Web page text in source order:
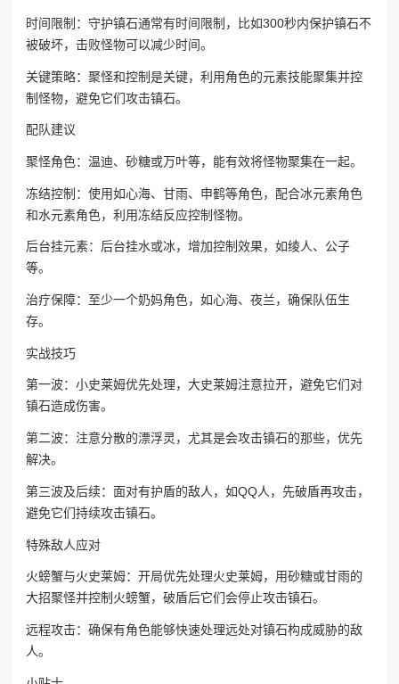
时间限制：守护镇石通常有时间限制，比如300秒内保护镇石不
被破坏，击败怪物可以减少时间。
关键策略：聚怪和控制是关键，利用角色的元素技能聚集并控
制怪物，避免它们攻击镇石。
配队建议
聚怪角色：温迪、砂糖或万叶等，能有效将怪物聚集在一起。
冻结控制：使用如心海、甘雨、申鹤等角色，配合冰元素角色
和水元素角色，利用冻结反应控制怪物。
后台挂元素：后台挂水或冰，增加控制效果，如绫人、公子
等。
治疗保障：至少一个奶妈角色，如心海、夜兰，确保队伍生
存。
实战技巧
第一波：小史莱姆优先处理，大史莱姆注意拉开，避免它们对
镇石造成伤害。
第二波：注意分散的漂浮灵，尤其是会攻击镇石的那些，优先
解决。
第三波及后续：面对有护盾的敌人，如QQ人，先破盾再攻击，
避免它们持续攻击镇石。
特殊敌人应对
火螃蟹与火史莱姆：开局优先处理火史莱姆，用砂糖或甘雨的
大招聚怪并控制火螃蟹，破盾后它们会停止攻击镇石。
远程攻击：确保有角色能够快速处理远处对镇石构成威胁的敌
人。